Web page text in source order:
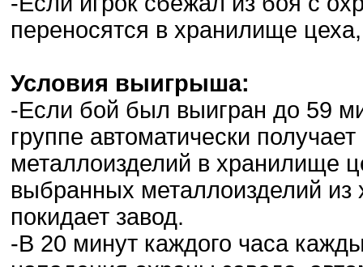
переносятся в хранилище
Условия выигрыша:
-Если бой был выигран до 59
группе автоматически
металлоизделий в хранилище
выбранных металлоизделий из
покидает завод.
-В 20 минут каждого часа